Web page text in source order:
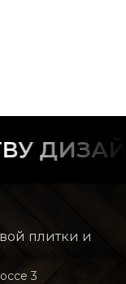
плитки и
3